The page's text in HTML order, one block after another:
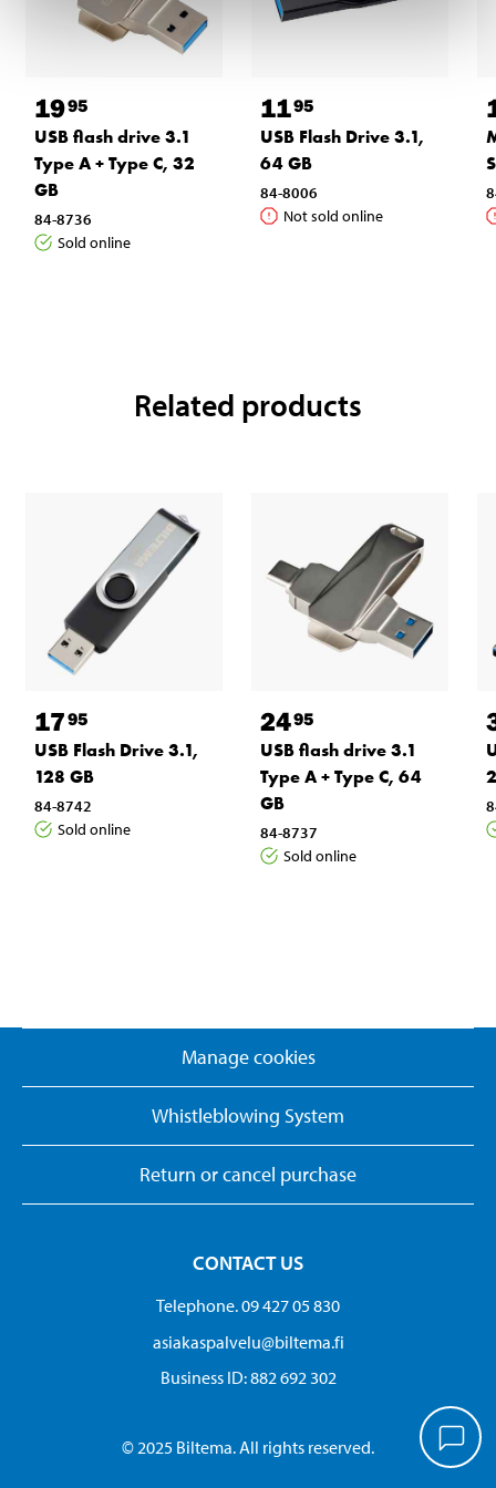
1995
USB flash drive 3.1
Type A + Type C, 32
GB
84-8736
Sold online
1195
USB Flash Drive 3.1,
64 GB
84-8006
Not sold online
Related products
1795
USB Flash Drive 3.1,
128 GB
84-8742
Sold online
2495
USB flash drive 3.1
Type A + Type C, 64
GB
84-8737
Sold online
Manage cookies
Whistleblowing System
Return or cancel purchase
CONTACT US
Telephone. 09 427 05 830
asiakaspalvelu@biltema.fi
Business ID:​ 882 692 302
© 2025 Biltema. All rights reserved.